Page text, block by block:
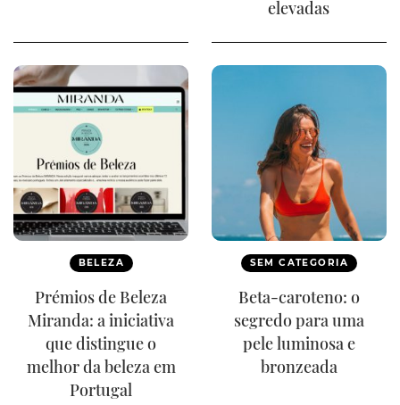
elevadas
BELEZA
Prémios de Beleza
Miranda: a iniciativa
que distingue o
melhor da beleza em
Portugal
SEM CATEGORIA
Beta-caroteno: o
segredo para uma
pele luminosa e
bronzeada